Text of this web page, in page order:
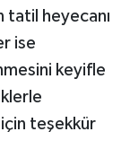
tatil heyecanı
ise
keyifle
teşekkür